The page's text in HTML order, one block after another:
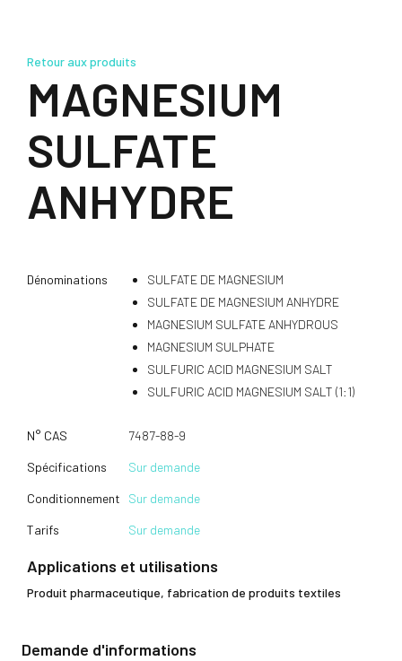
Retour aux produits
MAGNESIUM
SULFATE
ANHYDRE
Dénominations
SULFATE DE MAGNESIUM
SULFATE DE MAGNESIUM ANHYDRE
MAGNESIUM SULFATE ANHYDROUS
MAGNESIUM SULPHATE
SULFURIC ACID MAGNESIUM SALT
SULFURIC ACID MAGNESIUM SALT (1:1)
N° CAS 7487-88-9
Spécifications Sur demande
Conditionnement Sur demande
Tarifs Sur demande
Applications et utilisations
Produit pharmaceutique, fabrication de produits textiles
Demande d'informations